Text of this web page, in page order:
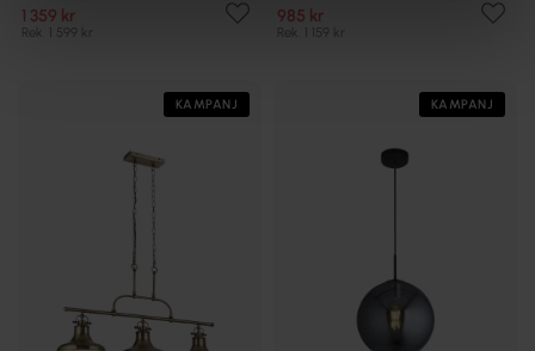
1 359 kr
Rek. 1 599 kr
985 kr
Rek. 1 159 kr
KAMPANJ KAMPANJ